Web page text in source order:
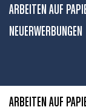
ARBEITEN AUF
NEUERWERBUNGEN
ARBEITEN AUF